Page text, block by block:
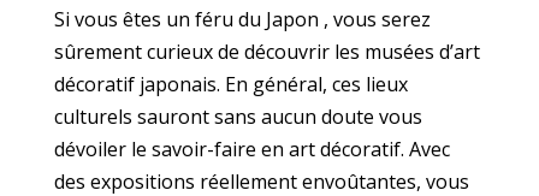
Si vous êtes un féru du Japon , vous serez
sûrement curieux de découvrir les musées d’art
décoratif japonais. En général, ces lieux
culturels sauront sans aucun doute vous
dévoiler le savoir-faire en art décoratif. Avec
des expositions réellement envoûtantes, vous